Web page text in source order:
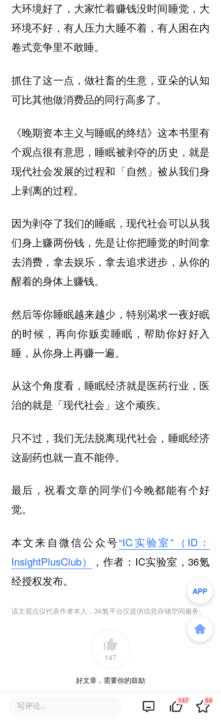
大环境好了，大家忙着赚钱没时间睡觉，大
环境不好，有人压力大睡不着，有人困在内
卷式竞争里不敢睡。
抓住了这一点，做社畜的生意，亚朵的认知
可比其他做消费品的同行高多了。
《晚期资本主义与睡眠的终结》这本书里有
个观点很有意思，睡眠被剥夺的历史，就是
现代社会发展的过程和「自然」被从我们身
上剥离的过程。
因为剥夺了我们的睡眠，现代社会可以从我
们身上赚两份钱，先是让你把睡觉的时间拿
去消费，拿去娱乐，拿去追求进步，从你的
醒着的身体上赚钱。
然后等你睡眠越来越少，特别渴求一夜好眠
的时候，再向你贩卖睡眠，帮助你好好入
睡，从你身上再赚一遍。
从这个角度看，睡眠经济就是医药行业，医
治的就是「现代社会」这个顽疾。
只不过，我们无法脱离现代社会，睡眠经济
这副药也就一直不能停。
最后，祝看文章的同学们今晚都能有个好
觉。
本文来自微信公众号“IC实验室”（ID：
InsightPlusClub）
，作者：IC实验室，36氪
经授权发布。
该文观点仅代表作者本人，36氪平台仅提供信息存储空间服务。
147
好文章，需要你的鼓励
品牌专题
写评论... 147 54